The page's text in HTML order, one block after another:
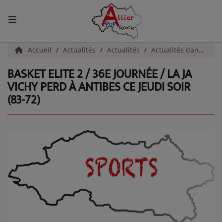
ACCUEIL
Actualités
INFOS - ALLIER
INFOS POP ROCK
La Radio
EMISSIONS
Accueil Actualités Actualités Actualités dans l'Allier
BASKET ELITE 2 / 36E JOURNÉE / LA JA
VICHY PERD À ANTIBES CE JEUDI SOIR
(83-72)